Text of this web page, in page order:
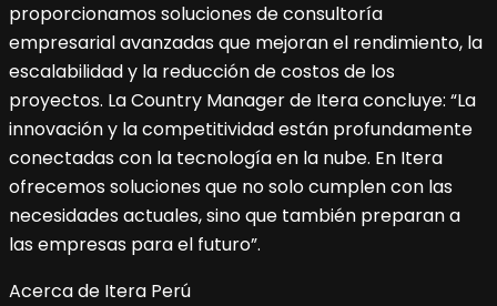
proporcionamos soluciones de consultoría
empresarial avanzadas que mejoran el rendimiento, la
escalabilidad y la reducción de costos de los
proyectos. La Country Manager de Itera concluye: “La
innovación y la competitividad están profundamente
conectadas con la tecnología en la nube. En Itera
ofrecemos soluciones que no solo cumplen con las
necesidades actuales, sino que también preparan a
las empresas para el futuro”.
Acerca de Itera Perú